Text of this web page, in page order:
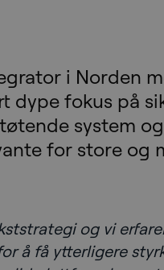
i Norden
dype fokus på
system og
for store og
og vi
å få ytterligere